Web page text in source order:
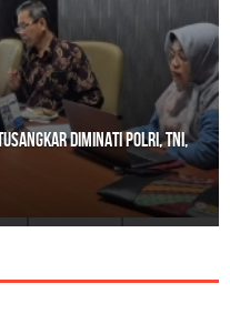
Padang Panjang
Paket Bukti